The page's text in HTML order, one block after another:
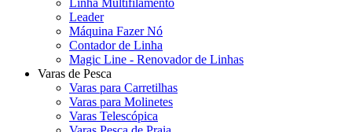
Linha Multifilamento
Leader
Máquina Fazer Nó
Contador de Linha
Magic Line - Renovador de Linhas
Varas de Pesca
Varas para Carretilhas
Varas para Molinetes
Varas Telescópica